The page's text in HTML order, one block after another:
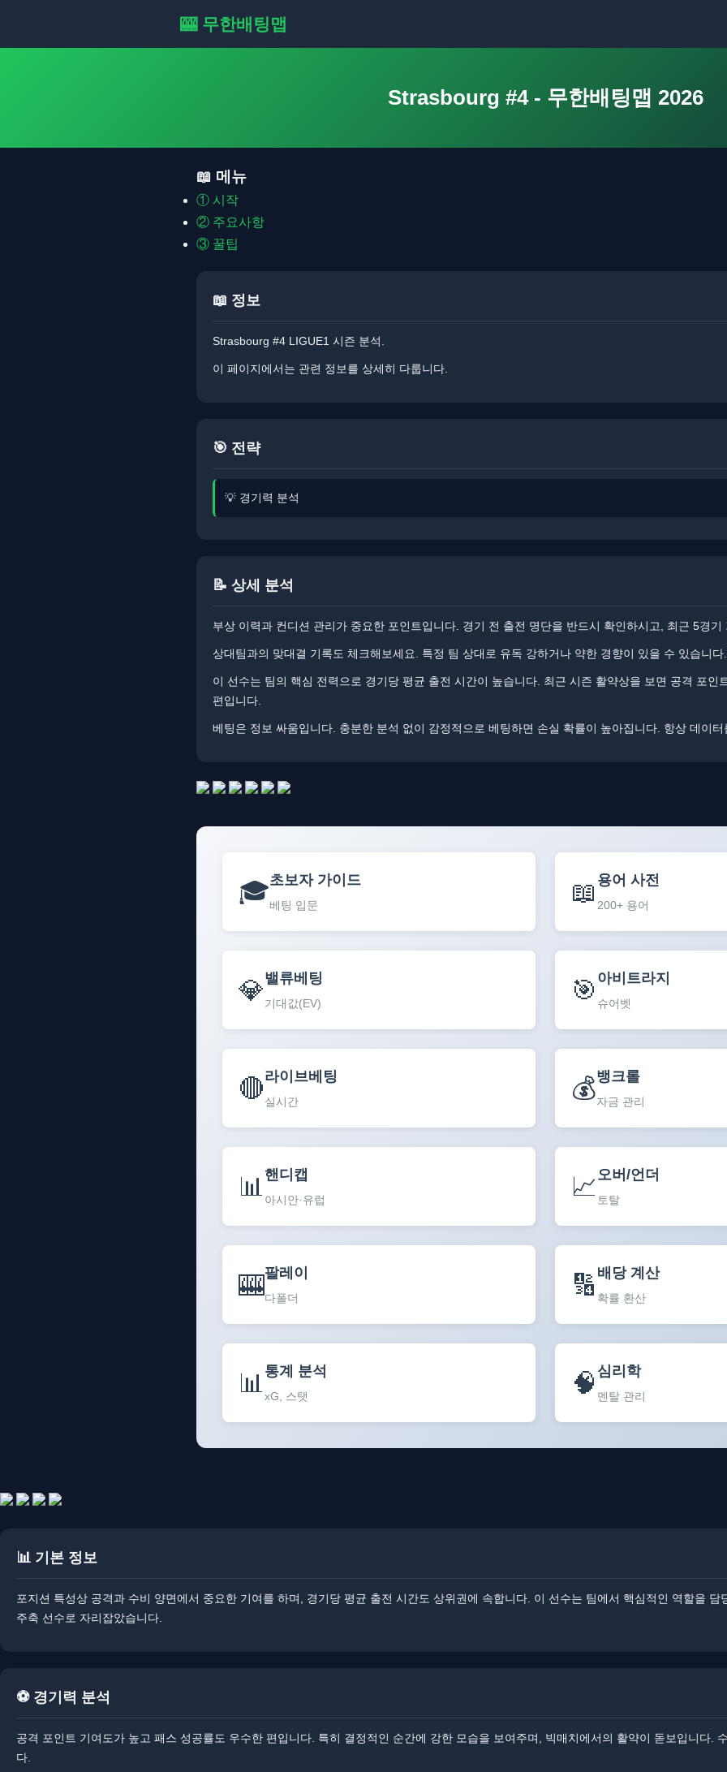
🎰 무한배팅맵
Strasbourg #4 - 무한배팅맵 2026
📖 메뉴
① 시작
② 주요사항
③ 꿀팁
📖 정보
Strasbourg #4 LIGUE1 시즌 분석.
이 페이지에서는 관련 정보를 상세히 다룹니다.
🎯 전략
💡 경기력 분석
📝 상세 분석
부상 이력과 컨디션 관리가 중요한 포인트입니다. ​경기 전 출전 명단을 반드시 확인하시고, 최근 5경기
상대팀과의 맞대결 기록도 체크해보세요. 특정 팀 상대로 유독 강하거나 약한 경향이 있을 수 있습니다.
이 선수는 팀의 핵심 전력으로 경기당 평균 출전 시간이 높습니다. ​최근 시즌 활약상을 보면 공격 포인
편입니다.
베팅은 정보 싸움입니다. ​​충분한 분석 없이 감정적으로 베팅하면 손실 확률이 높아집니다. 항상 데이
🎓초보자 가이드
베팅 입문 📖 용어 사전
200+ 용어
💎밸류베팅
기대값(EV) 🎯 아비트라지
슈어벳
🔴라이브베팅
실시간 💰뱅크롤
자금 관리
📊 핸디캡
아시안·유럽 📈 오버/언더
토탈
🎰팔레이
다폴더 🔢 배당 계산
확률 환산
📊 통계 분석
xG, 스탯 🧠 심리학
멘탈 관리
📊 기본 정보
포지션 특성상 공격과 수비 양면에서 중요한 기여를 하며, 경기당 평균 출전 시간도 상위권에 속합니다. 이 선수는 팀에서 핵심적인 역할을
주축 선수로 자리잡았습니다.
⚽ 경기력 분석
공격 포인트 기여도가 높고 패스 성공률도 우수한 편입니다. ​특히 결정적인 순간에 강한 모습을 보여주며, 빅매치에서의 활약이 돋보입니다.
다.